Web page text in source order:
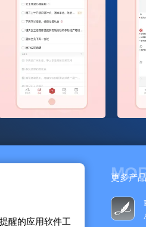
醒的应用软件工
更多产品